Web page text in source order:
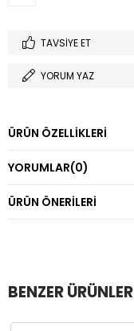
TAVSIYE ET
YORUM YAZ
ÜRÜN ÖZELLIKLERI
YORUMLAR(0)
ÜRÜN ÖNERILERI
BENZER ÜRÜNLER